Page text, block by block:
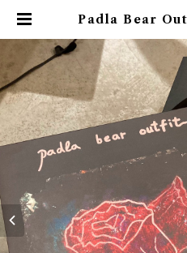
Padla Bear
商